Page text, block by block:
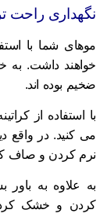
راحت تر
شما با
داشت. به
بوده ‌اند.
استفاده از
‌کنید. در واقع
کردن و صاف کردن
علاوه به باور
و خشک کردن